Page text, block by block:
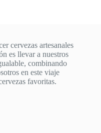
cervezas artesanales
es llevar a nuestros
combinando
en este viaje
favoritas.